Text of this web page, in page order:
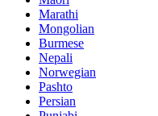
Marathi
Mongolian
Burmese
Nepali
Norwegian
Pashto
Persian